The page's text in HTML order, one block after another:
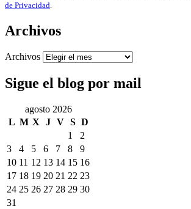
de Privacidad.
Archivos
Archivos
Sigue el blog por mail
agosto 2026
L M X J V S D
1
2
3
4 5 6 7 8
9
10 11 12 13 14 15 16
17 18 19 20 21 22 23
24 25 26 27 28 29 30
31